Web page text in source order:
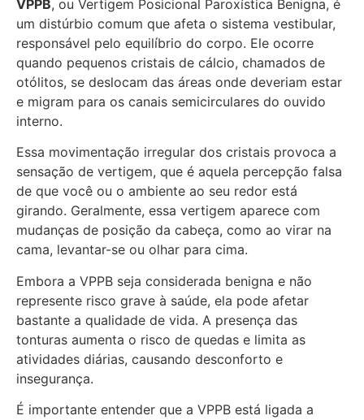
VPPB, ou Vertigem Posicional Paroxística Benigna, é
um distúrbio comum que afeta o sistema vestibular,
responsável pelo equilíbrio do corpo. Ele ocorre
quando pequenos cristais de cálcio, chamados de
otólitos, se deslocam das áreas onde deveriam estar
e migram para os canais semicirculares do ouvido
interno.
Essa movimentação irregular dos cristais provoca a
sensação de vertigem, que é aquela percepção falsa
de que você ou o ambiente ao seu redor está
girando. Geralmente, essa vertigem aparece com
mudanças de posição da cabeça, como ao virar na
cama, levantar-se ou olhar para cima.
Embora a VPPB seja considerada benigna e não
represente risco grave à saúde, ela pode afetar
bastante a qualidade de vida. A presença das
tonturas aumenta o risco de quedas e limita as
atividades diárias, causando desconforto e
insegurança.
É importante entender que a VPPB está ligada a